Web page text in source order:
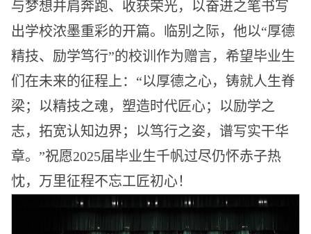
与梦想并肩奔跑、收获荣光，以奋进之笔书写
出学校浓墨重彩的开篇。临别之际，他以“厚德
精技、励学笃行”的校训作为赠言，希望毕业生
们在未来的征程上：“以厚德之心，铸就人生脊
梁；以精技之魂，塑造时代匠心；以励学之
志，拓宽认知边界；以笃行之姿，谱写实干华
章。”祝愿2025届毕业生千帆过尽仍怀赤子热
忱，万里征程不忘工匠初心！